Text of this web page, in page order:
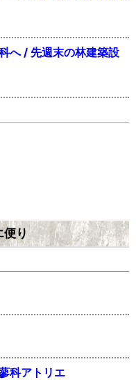
へ / 先週末の林建築設
り
科アトリエ